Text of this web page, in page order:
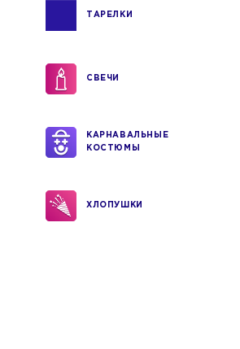
ТАРЕЛКИ
СВЕЧИ
КАРНАВАЛЬНЫЕ
КОСТЮМЫ
ХЛОПУШКИ